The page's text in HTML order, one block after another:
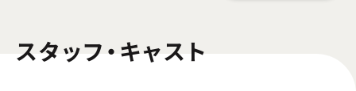
スタッフ・キャスト